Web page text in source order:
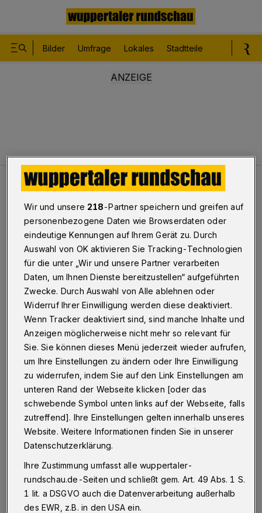
Bilder Umfrage Lokales Stadtteile
Termine Senioren: Sicher im Netz
Senioren: Sicher im Netz
Die Freiwilligenagentur "Zentrum für gute Taten" an der
Höhne 43 lädt am Montag (3. November 2014) von
15.30 bis 17 Uhr zu einer Veranstaltung mit dem Titel
und Seniorinnen" ein.
27.10.2014 , 15:43 Uhr Eine Minute Lesezeit
Es geht um Informationen für ältere Internet-
Einsteiger, die Möglichkeiten und Grenzen
weltweiter Kontakte sowie um allgemeine
Wir und unsere 218-Partner speichern und greifen auf
personenbezogene Daten wie Browserdaten oder
eindeutige Kennungen auf Ihrem Gerät zu. Durch
Auswahl von OK aktivieren Sie Tracking-Technologien
für die unter „Wir und unsere Partner verarbeiten
Daten, um Ihnen Dienste bereitzustellen“ aufgeführten
Zwecke. Durch Auswahl von Alle ablehnen oder
Widerruf Ihrer Einwilligung werden diese deaktiviert.
Wenn Tracker deaktiviert sind, sind manche Inhalte und
Anzeigen möglicherweise nicht mehr so relevant für
Sie. Sie können dieses Menü jederzeit wieder aufrufen,
um Ihre Einstellungen zu ändern oder Ihre Einwilligung
zu widerrufen, indem Sie auf den Link Einstellungen am
unteren Rand der Webseite klicken [oder das
schwebende Symbol unten links auf der Webseite, falls
zutreffend]. Ihre Einstellungen gelten innerhalb unseres
Website. Weitere Informationen finden Sie in unserer
Datenschutzerklärung.
Ihre Zustimmung umfasst alle wuppertaler-
rundschau.de-Seiten und schließt gem. Art. 49 Abs. 1 S.
1 lit. a DSGVO auch die Datenverarbeitung außerhalb
des EWR, z.B. in den USA ein.